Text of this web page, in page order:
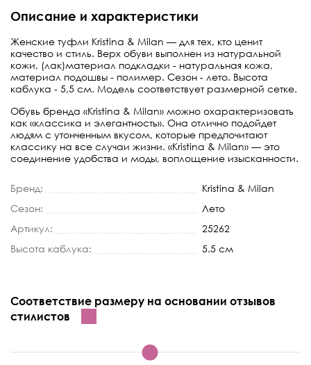
Описание и характеристики
Женские туфли Kristina & Milan — для тех, кто ценит
качество и стиль. Верх обуви выполнен из натуральной
кожи, (лак)материал подкладки - натуральная кожа,
материал подошвы - полимер. Сезон - лето. Высота
каблука - 5,5 см. Модель соответствует размерной сетке.
Обувь бренда «Kristina & Milan» можно охарактеризовать
как «классика и элегантность». Она отлично подойдет
людям с утонченным вкусом, которые предпочитают
классику на все случаи жизни. «Kristina & Milan» — это
соединение удобства и моды, воплощение изысканности.
Бренд:
Kristina & Milan
Сезон:
Лето
Артикул:
25262
Высота каблука:
5.5 см
Соответствие размеру на основании отзывов
стилистов